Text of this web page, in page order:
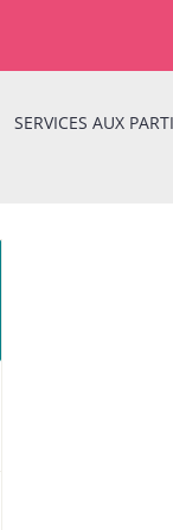
SERVICES AUX